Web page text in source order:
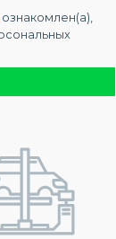
ознакомлен(а),